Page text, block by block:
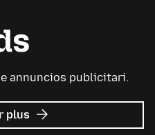
annuncios publicitari.
plus re
Avisos